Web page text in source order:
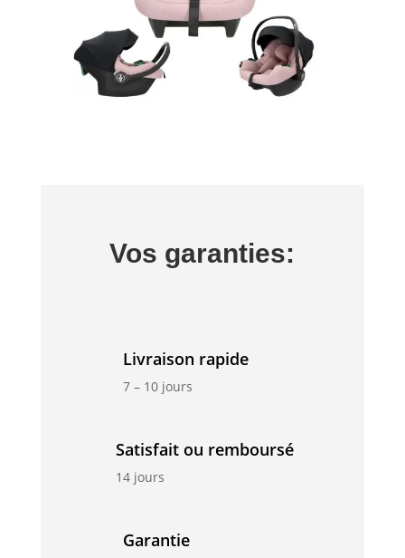
Vos garanties:
Livraison rapide
7 – 10 jours
Satisfait ou remboursé
14 jours
Garantie